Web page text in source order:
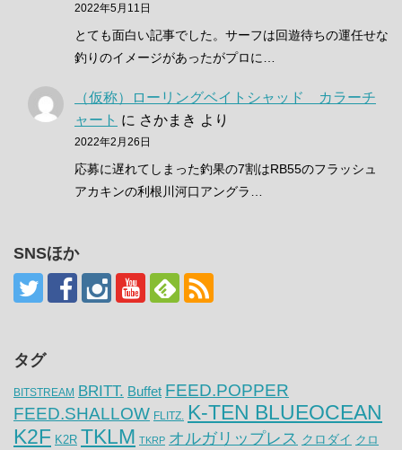
2022年5月11日
とても面白い記事でした。サーフは回遊待ちの運任せな
釣りのイメージがあったがプロに…
（仮称）ローリングベイトシャッド カラーチ
ャート に さかまき より
2022年2月26日
応募に遅れてしまった釣果の7割はRB55のフラッシュ
アカキンの利根川河口アングラ…
SNSほか
タグ
BITSTREAM BRITT. Buffet FEED.POPPER
FEED.SHALLOW FLITZ. K-TEN BLUEOCEAN
K2F K2R TKLM TKRP オルガリップレス クロダイ クロ